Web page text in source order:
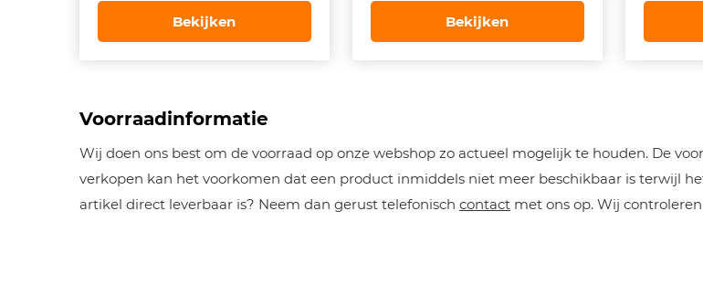
€ 2.513,00.
is:
€ 1.759,00.
Bekijken
€ 2.299,00.
is:
€ 1.609,00.
Bekijken
€
Voorraadinformatie
Wij doen ons best om de voorraad op onze webshop zo actueel mogelijk te houden. De
verkopen kan het voorkomen dat een product inmiddels niet meer beschikbaar is terwijl
artikel direct leverbaar is? Neem dan gerust telefonisch contact met ons op. Wij